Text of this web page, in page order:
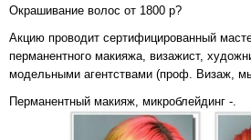
Окрашивание волос от 1800 р?
Акцию проводит сертифицированный
перманентного макияжа, визажист,
модельными агентствами (проф. Визаж, мы
Перманентный макияж, микроблейдинг -.